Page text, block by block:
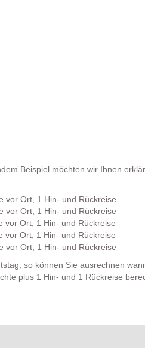
Beispiel möchten wir Ihnen
vor Ort, 1 Hin- und Rückreise
vor Ort, 1 Hin- und Rückreise
vor Ort, 1 Hin- und Rückreise
vor Ort, 1 Hin- und Rückreise
vor Ort, 1 Hin- und Rückreise
so können Sie ausrechnen
plus 1 Hin- und 1 Rückreise